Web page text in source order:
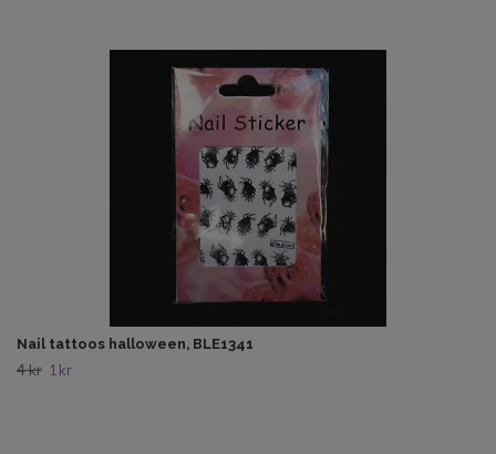
Nail tattoos halloween, BLE1341
4 kr 1 kr